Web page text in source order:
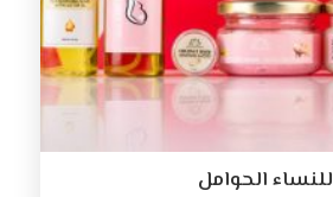
للنساء الحوامل